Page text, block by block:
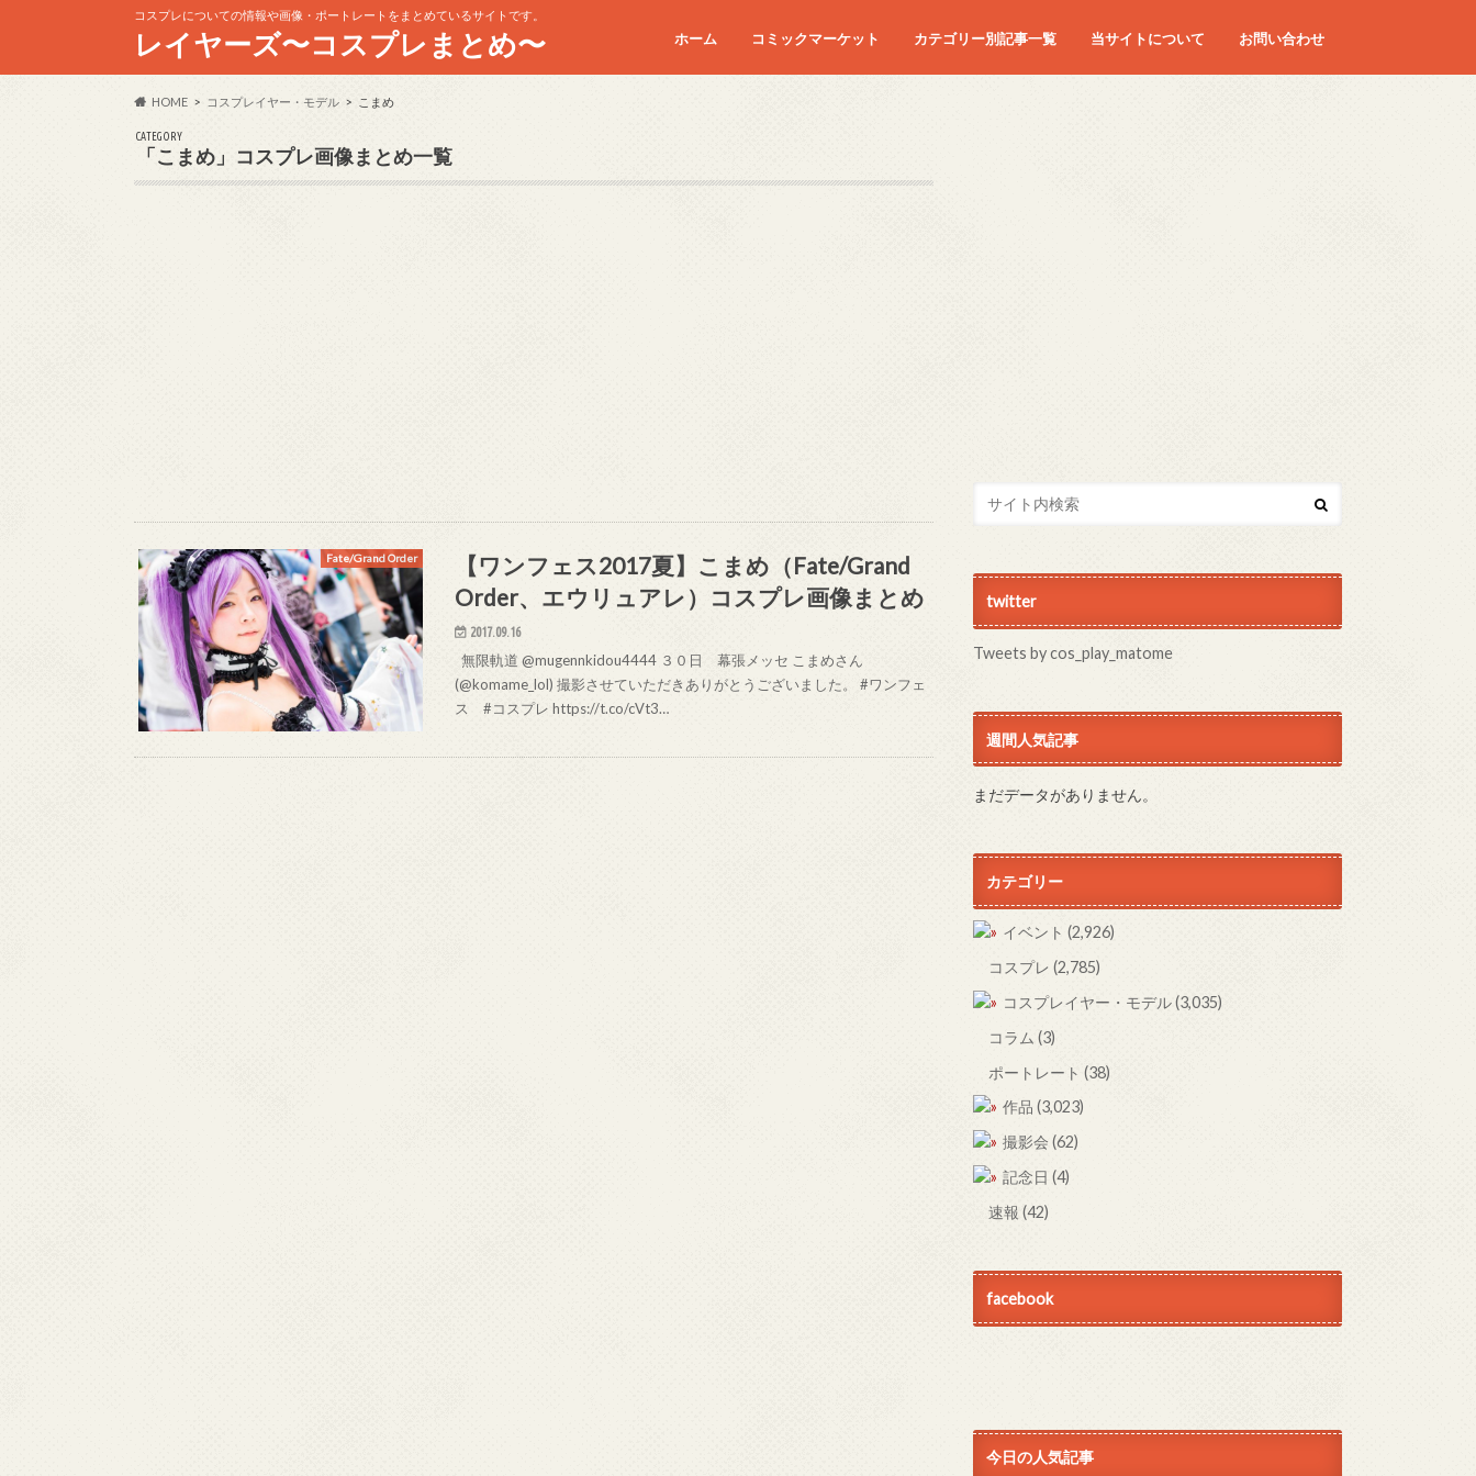
コスプレについての情報や画像・ポートレートをまとめているサイトです。
レイヤーズ〜コスプレまとめ〜 ホーム コミックマーケット
コミケC90
コミケC91
コミケC92
コミケC93
コミケC94
コミケC95
カテゴリー別記事一覧 当サイトについて お問い合わせ
HOME コスプレイヤー・モデル こまめ
CATEGORY
「こまめ」コスプレ画像まとめ一覧
Fate/Grand Order
【ワンフェス2017夏】こまめ（Fate/Grand
Order、エウリュアレ）コスプレ画像まとめ
2017.09.16
無限軌道 @mugennkidou4444 ３０日 幕張メッセ こまめさん
(@komame_lol) 撮影させていただきありがとうございました。 #ワンフェ
ス #コスプレ https://t.co/cVt3…
twitter
Tweets by cos_play_matome
週間人気記事
まだデータがありません。
カテゴリー
イベント (2,926)
コスプレ (2,785)
コスプレイヤー・モデル(3,035)
コラム (3)
ポートレート (38)
作品 (3,023)
撮影会 (62)
記念日 (4)
速報 (42)
facebook
今日の人気記事